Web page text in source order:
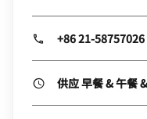
+86 21-58757026